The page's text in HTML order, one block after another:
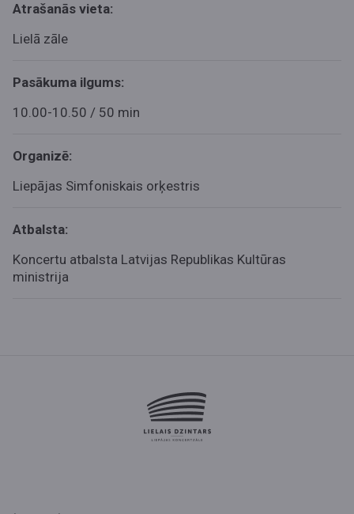
Atrašanās vieta:
Lielā zāle
Pasākuma ilgums:
10.00-10.50 / 50 min
Organizē:
Liepājas Simfoniskais orķestris
Atbalsta:
Koncertu atbalsta Latvijas Republikas Kultūras
ministrija